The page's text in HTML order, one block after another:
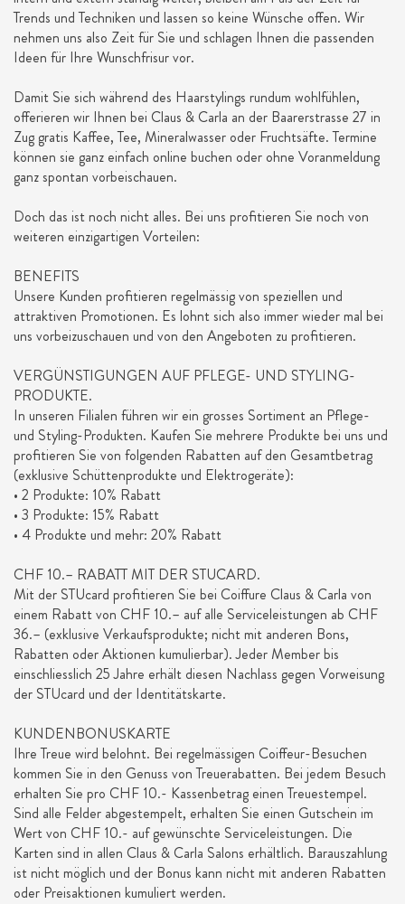
Trends und Techniken und lassen so keine Wünsche offen. Wir
nehmen uns also Zeit für Sie und schlagen Ihnen die passenden
Ideen für Ihre Wunschfrisur vor.
Damit Sie sich während des Haarstylings rundum wohlfühlen,
offerieren wir Ihnen bei Claus & Carla an der Baarerstrasse 27 in
Zug gratis Kaffee, Tee, Mineralwasser oder Fruchtsäfte. Termine
können sie ganz einfach online buchen oder ohne Voranmeldung
ganz spontan vorbeischauen.
Doch das ist noch nicht alles. Bei uns profitieren Sie noch von
weiteren einzigartigen Vorteilen:
BENEFITS
Unsere Kunden profitieren regelmässig von speziellen und
attraktiven Promotionen. Es lohnt sich also immer wieder mal bei
uns vorbeizuschauen und von den Angeboten zu profitieren.
VERGÜNSTIGUNGEN AUF PFLEGE- UND STYLING-
PRODUKTE.
In unseren Filialen führen wir ein grosses Sortiment an Pflege-
und Styling-Produkten. Kaufen Sie mehrere Produkte bei uns und
profitieren Sie von folgenden Rabatten auf den Gesamtbetrag
(exklusive Schüttenprodukte und Elektrogeräte):
• 2 Produkte: 10% Rabatt
• 3 Produkte: 15% Rabatt
• 4 Produkte und mehr: 20% Rabatt
CHF 10.– RABATT MIT DER STUCARD.
Mit der STUcard profitieren Sie bei Coiffure Claus & Carla von
einem Rabatt von CHF 10.– auf alle Serviceleistungen ab CHF
36.– (exklusive Verkaufsprodukte; nicht mit anderen Bons,
Rabatten oder Aktionen kumulierbar). Jeder Member bis
einschliesslich 25 Jahre erhält diesen Nachlass gegen Vorweisung
der STUcard und der Identitätskarte.
KUNDENBONUSKARTE
Ihre Treue wird belohnt. Bei regelmässigen Coiffeur-Besuchen
kommen Sie in den Genuss von Treuerabatten. Bei jedem Besuch
erhalten Sie pro CHF 10.- Kassenbetrag einen Treuestempel.
Sind alle Felder abgestempelt, erhalten Sie einen Gutschein im
Wert von CHF 10.- auf gewünschte Serviceleistungen. Die
Karten sind in allen Claus & Carla Salons erhältlich. Barauszahlung
ist nicht möglich und der Bonus kann nicht mit anderen Rabatten
oder Preisaktionen kumuliert werden.